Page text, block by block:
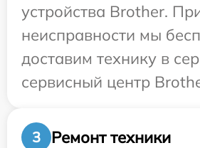
устройства Brother.
неисправности мы
доставим технику в
сервисный центр
3
Ремонт техники